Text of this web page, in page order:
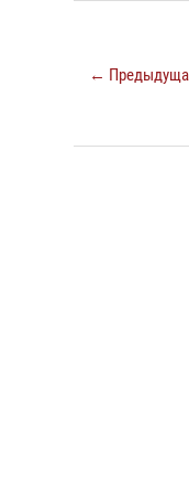
←